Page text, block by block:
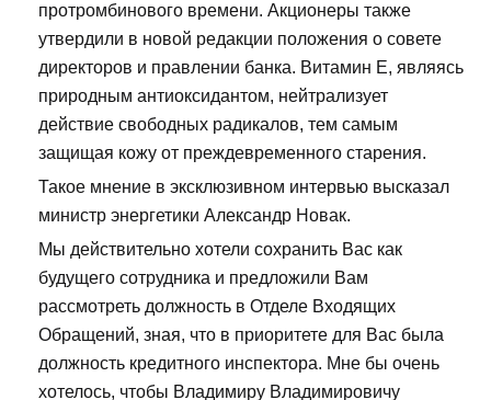
протромбинового времени. Акционеры также
утвердили в новой редакции положения о совете
директоров и правлении банка. Витамин Е, являясь
природным антиоксидантом, нейтрализует
действие свободных радикалов, тем самым
защищая кожу от преждевременного старения.
Такое мнение в эксклюзивном интервью высказал
министр энергетики Александр Новак.
Мы действительно хотели сохранить Вас как
будущего сотрудника и предложили Вам
рассмотреть должность в Отделе Входящих
Обращений, зная, что в приоритете для Вас была
должность кредитного инспектора. Мне бы очень
хотелось, чтобы Владимиру Владимировичу